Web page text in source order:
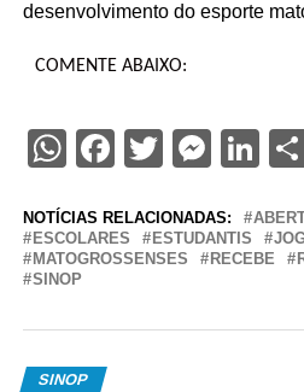
desenvolvimento do esporte
COMENTE ABAIXO:
WhatsApp
Facebook
Twitter
NOTÍCIAS RELACIONADAS:
ESCOLARES
ESTUDANTIS
MATOGROSSENSES
RECEBE
SINOP
SINOP